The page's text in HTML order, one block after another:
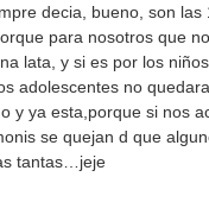
decia, bueno, son las
para nosotros que
lata, y si es por los
adolescentes no
y ya esta,porque si nos
se quejan d que
tantas…jeje